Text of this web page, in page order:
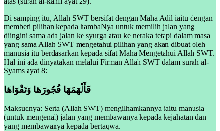
Di samping itu, Allah SWT bersifat dengan Maha Adil iaitu dengan
memberi pilihan kepada hambaNya untuk memilih jalan yang
diingini sama ada jalan ke syurga atau ke neraka tetapi dalam masa
yang sama Allah SWT mengetahui pilihan yang akan dibuat oleh
manusia itu berdasarkan kepada sifat Maha Mengetahui Allah SWT.
Hal ini ada dinyatakan melalui Firman Allah SWT dalam surah al-
Syams ayat 8:
فَأَلْهَمَهَا فُجُورَهَا وَتَقْوَاهَا
Maksudnya: Serta (Allah SWT) mengilhamkannya iaitu manusia
(untuk mengenal) jalan yang membawanya kepada kejahatan dan
yang membawanya kepada bertaqwa.